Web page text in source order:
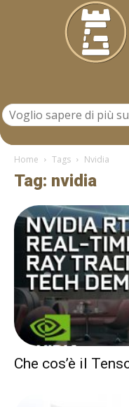
Home Tags Nvidia
Tag: nvidia
Che cos’è il